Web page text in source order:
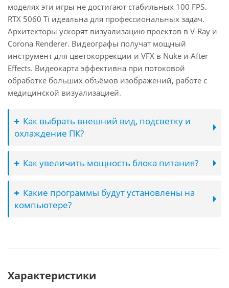
моделях эти игры не достигают стабильных 100 FPS.
RTX 5060 Ti идеальна для профессиональных задач.
Архитекторы ускорят визуализацию проектов в V-Ray и
Corona Renderer. Видеографы получат мощный
инструмент для цветокоррекции и VFX в Nuke и After
Effects. Видеокарта эффективна при потоковой
обработке больших объёмов изображений, работе с
медицинской визуализацией.
Как выбрать внешний вид, подсветку и
охлаждение ПК?
Как увеличить мощность блока питания?
Какие программы будут установлены на
компьютере?
Характеристики